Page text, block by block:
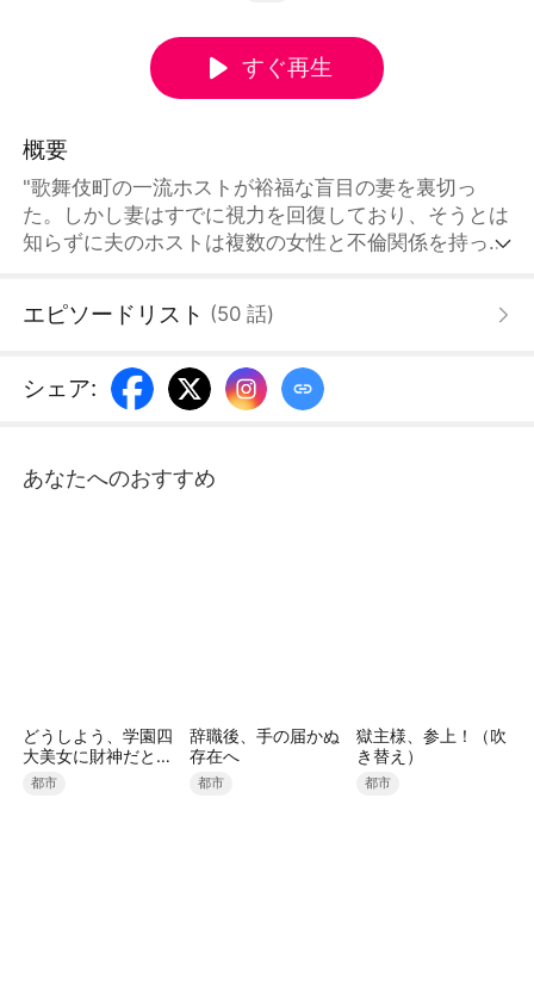
すぐ再生
概要
"歌舞伎町の一流ホストが裕福な盲目の妻を裏切っ
た。しかし妻はすでに視力を回復しており、そうとは
知らずに夫のホストは複数の女性と不倫関係を持って
失われたものを取り戻す！"
エピソードリスト (50 話)
シェア:
あなたへのおすすめ
どうしよう、学園四
大美女に財神だとバ
レました
都市
辞職後、手の届かぬ
存在へ
都市
獄主様、参上！（吹
き替え）
都市